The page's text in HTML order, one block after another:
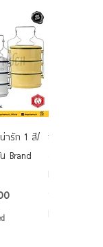
ารัก 1 สี/
Brand
ชามเคลือบ